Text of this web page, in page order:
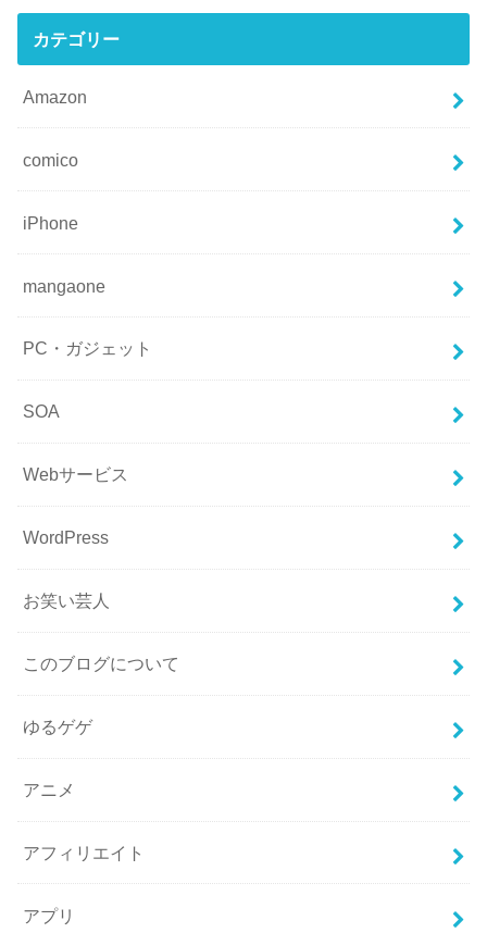
カテゴリー
Amazon
comico
iPhone
mangaone
PC・ガジェット
SOA
Webサービス
WordPress
お笑い芸人
このブログについて
ゆるゲゲ
アニメ
アフィリエイト
アプリ